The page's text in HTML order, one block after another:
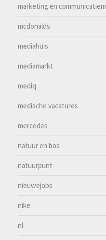
marketing en
mcdonalds
mediahuis
mediamarkt
mediq
medische vacatures
mercedes
natuur en bos
natuurpunt
nieuwejobs
nike
nl